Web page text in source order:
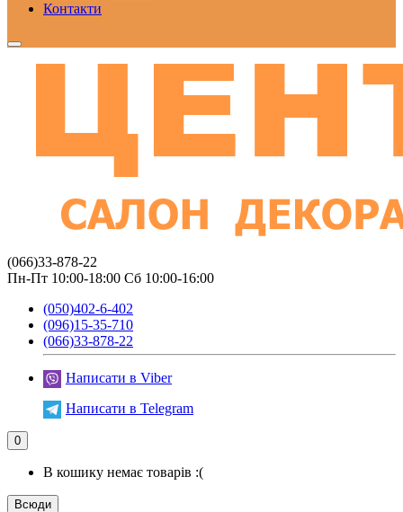
Контакти
(066)33-878-22
Пн-Пт 10:00-18:00 Сб 10:00-16:00
(050)402-6-402
(096)15-35-710
(066)33-878-22
Написати в Viber
Написати в Telegram
0
В кошику немає товарів :(
Всюди